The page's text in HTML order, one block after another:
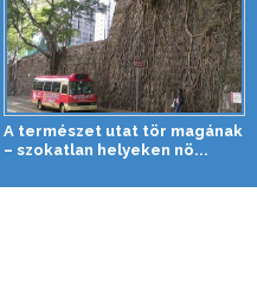
A természet utat tör magának
– szokatlan helyeken nö...